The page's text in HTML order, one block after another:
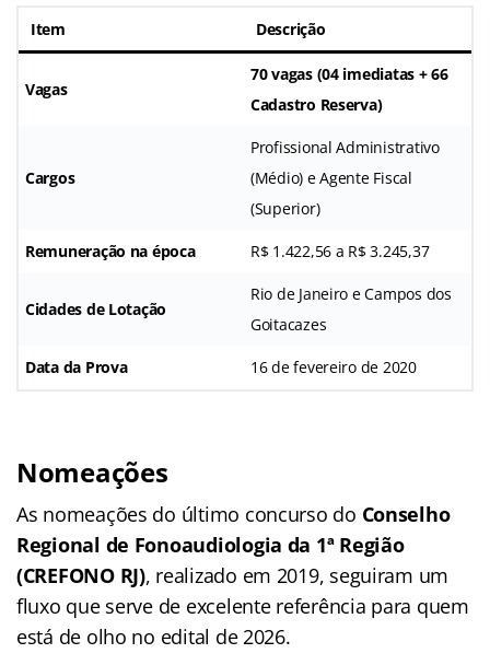
Item Descrição
Vagas
70 vagas (04 imediatas + 66
Cadastro Reserva)
Cargos
Profissional Administrativo
(Médio) e Agente Fiscal
(Superior)
Remuneração na época R$ 1.422,56 a R$ 3.245,37
Cidades de Lotação
Rio de Janeiro e Campos dos
Goitacazes
Data da Prova 16 de fevereiro de 2020
Nomeações
As nomeações do último concurso do Conselho
Regional de Fonoaudiologia da 1ª Região
(CREFONO RJ), realizado em 2019, seguiram um
fluxo que serve de excelente referência para quem
está de olho no edital de 2026.